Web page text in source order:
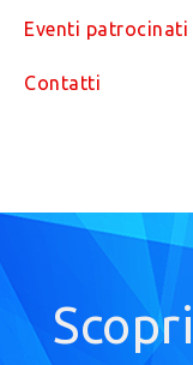
Eventi patrocinati
Contatti